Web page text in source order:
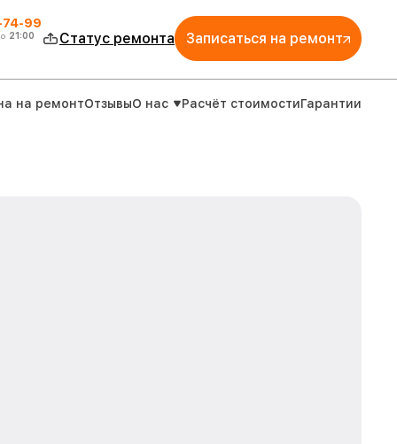
74-99
21:00 Статус ремонта Записаться на ремонт
на ремонтОтзывыО нас Расчёт стоимостиГарантии